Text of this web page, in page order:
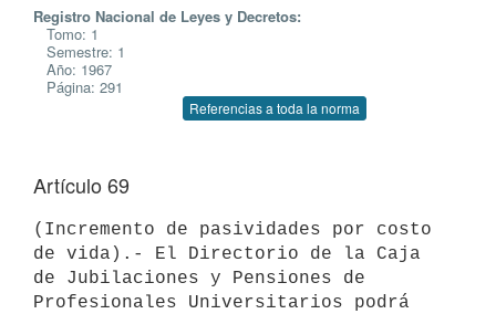
Registro Nacional de Leyes y Decretos:
Tomo: 1
Semestre: 1
Año: 1967
Página: 291
Referencias a toda la norma
Artículo 69
(Incremento de pasividades por costo
de vida).- El Directorio de la Caja
de Jubilaciones y Pensiones de
Profesionales Universitarios podrá